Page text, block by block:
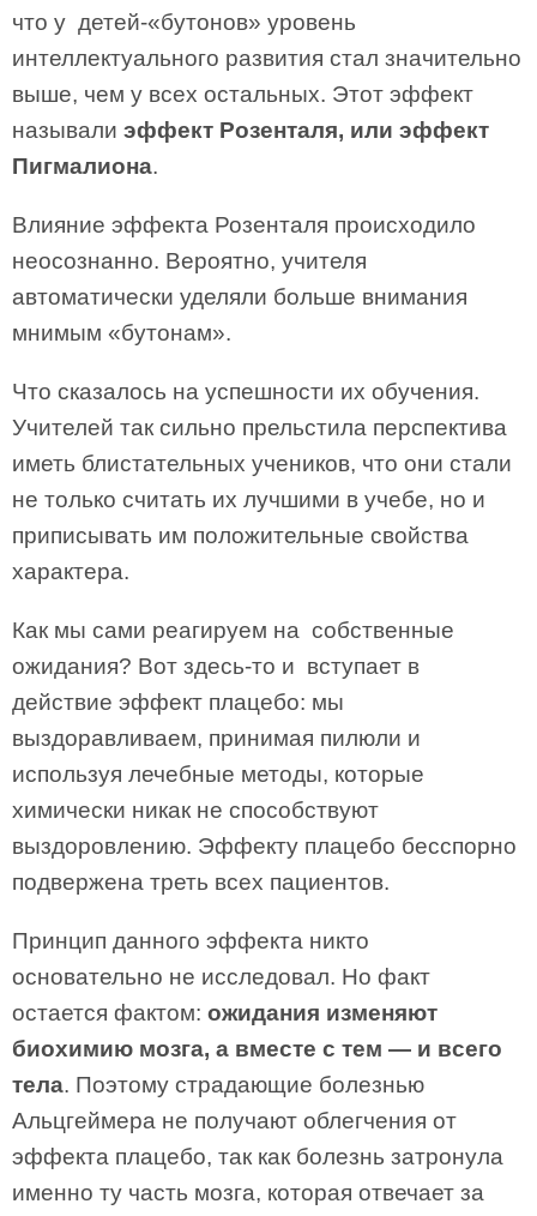
что у детей-«бутонов» уровень
интеллектуального развития стал значительно
выше, чем у всех остальных. Этот эффект
называли эффект Розенталя, или эф­фект
Пигмалиона.
Влияние эф­фекта Розенталя происходило
неосознанно. Вероятно, учителя
автоматически уделяли больше внимания
мнимым «бутонам».
Что сказалось на успешности их обучения.
Учителей так сильно прельстила перспектива
иметь блистательных учеников, что они стали
не только считать их лучшими в учебе, но и
приписывать им положительные свойства
характера.
Как мы сами реагируем на собственные
ожидания? Вот здесь-то и вступает в
действие эффект плацебо: мы
выздоравливаем, принимая пилюли и
используя лечебные методы, которые
химически никак не способствуют
выздоровлению. Эффекту плацебо бесспорно
подвержена треть всех пациентов.
Принцип данного эффекта никто
основательно не исследовал. Но факт
остается фактом: ожидания изменяют
биохимию мозга, а вместе с тем — и всего
тела. Поэтому страдающие болезнью
Альцгеймера не получают облегчения от
эффекта плацебо, так как болезнь затронула
именно ту часть мозга, которая отвечает за